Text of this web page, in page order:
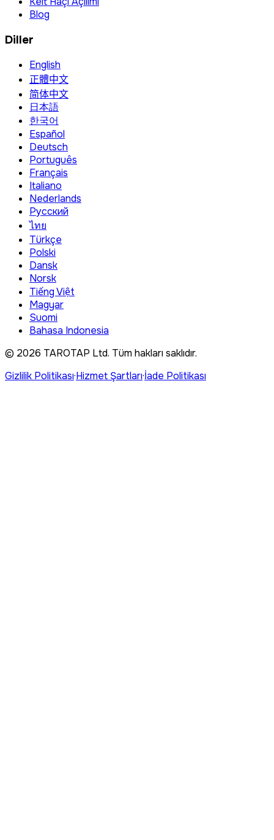
Blog
Diller
English
正體中文
简体中文
日本語
한국어
Español
Deutsch
Português
Français
Italiano
Nederlands
Русский
ไทย
Türkçe
Polski
Dansk
Norsk
Tiếng Việt
Magyar
Suomi
Bahasa Indonesia
© 2026 TAROTAP Ltd. Tüm hakları saklıdır.
Gizlilik Politikası·Hizmet Şartları·İade Politikası